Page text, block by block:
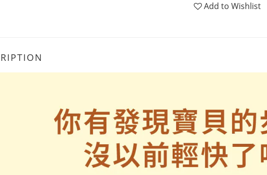
Add to Wishlist